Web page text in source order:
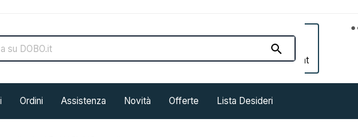


Account
Ordini Assistenza Novità Offerte Lista Desideri